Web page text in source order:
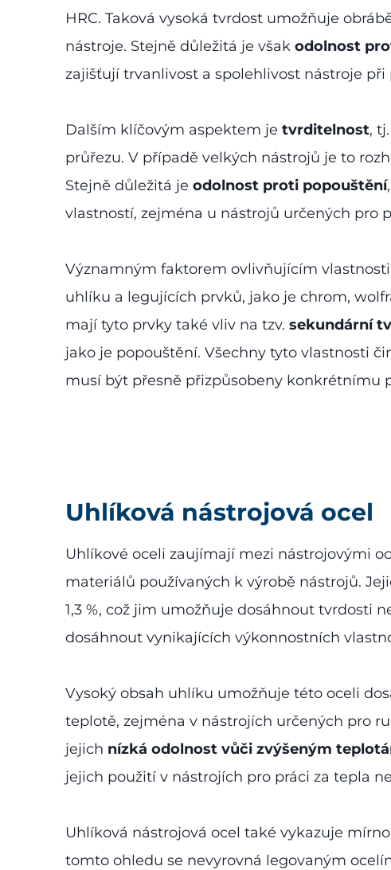
HRC. Taková vysoká tvrdost umožňuje
nástroje. Stejně důležitá je však odolnost
zajišťují trvanlivost a spolehlivost nástroje
Dalším klíčovým aspektem je tvrditelnost,
průřezu. V případě velkých nástrojů je to
Stejně důležitá je odolnost proti popouštění
vlastností, zejména u nástrojů určených pro
Významným faktorem ovlivňujícím
uhlíku a legujících prvků, jako je chrom,
mají tyto prvky také vliv na tzv. sekundární
jako je popouštění. Všechny tyto vlastnosti
musí být přesně přizpůsobeny konkrétnímu
Uhlíková nástrojová ocel
Uhlíkové oceli zaujímají mezi nástrojovými
materiálů používaných k výrobě nástrojů.
1,3 %, což jim umožňuje dosáhnout tvrdosti
dosáhnout vynikajících výkonnostních
Vysoký obsah uhlíku umožňuje této oceli
teplotě, zejména v nástrojích určených pro
jejich nízká odolnost vůči zvýšeným
jejich použití v nástrojích pro práci za tepla
Uhlíková nástrojová ocel také vykazuje
tomto ohledu se nevyrovná legovaným